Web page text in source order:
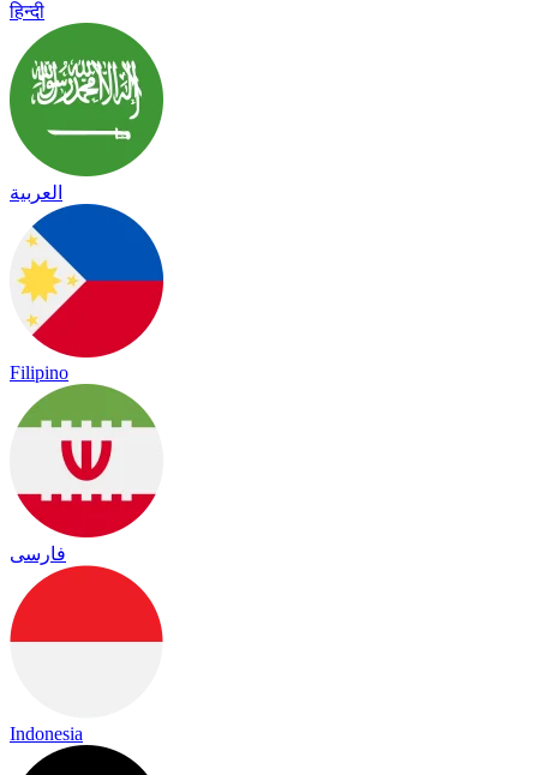
हिन्दी
العربية
Filipino
فارسی
Indonesia